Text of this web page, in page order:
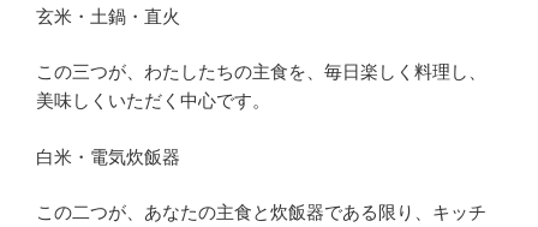
玄米・土鍋・直火
この三つが、わたしたちの主食を、毎日楽しく料理し、
美味しくいただく中心です。
白米・電気炊飯器
この二つが、あなたの主食と炊飯器である限り、キッチ